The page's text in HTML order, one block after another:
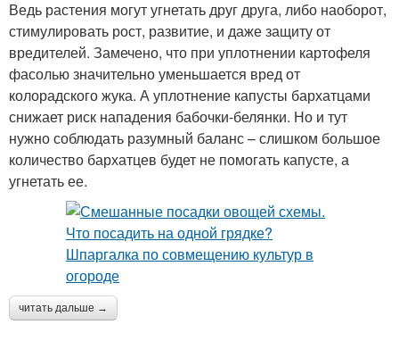
Ведь растения могут угнетать друг друга, либо наоборот,
стимулировать рост, развитие, и даже защиту от
вредителей. Замечено, что при уплотнении картофеля
фасолью значительно уменьшается вред от
колорадского жука. А уплотнение капусты бархатцами
снижает риск нападения бабочки-белянки. Но и тут
нужно соблюдать разумный баланс – слишком большое
количество бархатцев будет не помогать капусте, а
угнетать ее.
читать дальше →